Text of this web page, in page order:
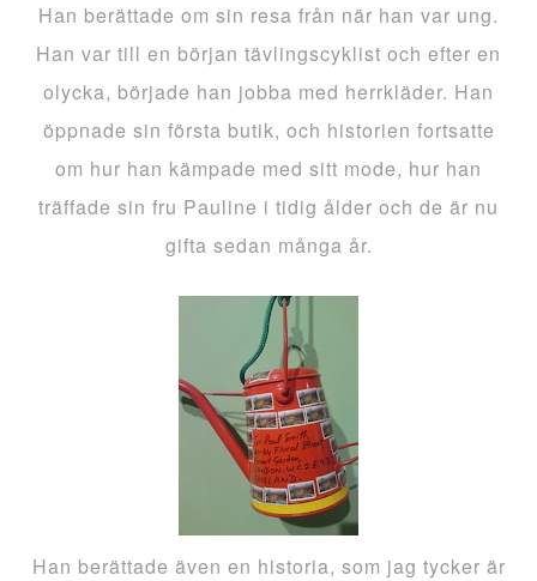
Han berättade om sin resa från när han var ung.
Han var till en början tävlingscyklist och efter en
olycka, började han jobba med herrkläder. Han
öppnade sin första butik, och historien fortsatte
om hur han kämpade med sitt mode, hur han
träffade sin fru Pauline i tidig ålder och de är nu
gifta sedan många år.
Han berättade även en historia, som jag tycker är